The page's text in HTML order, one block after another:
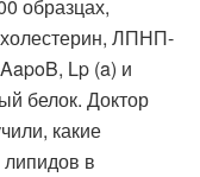
образцах,
ЛПНП-
Lp (a) и
белок. Доктор
какие
в